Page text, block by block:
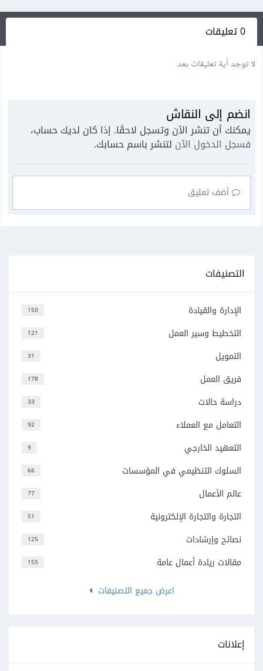
0 تعليقات
لا توجد أية تعليقات بعد
انضم إلى النقاش
يمكنك أن تنشر الآن وتسجل لاحقًا. إذا كان لديك حساب،
فسجل الدخول الآن لتنشر باسم حسابك.
أضف تعليق
التصنيفات
150 الإدارة والقيادة
121 التخطيط وسير العمل
31 التمويل
178 فريق العمل
33 دراسة حالات
92 التعامل مع العملاء
9 التعهيد الخارجي
66 السلوك التنظيمي في المؤسسات
77 عالم الأعمال
51 التجارة والتجارة الإلكترونية
125 نصائح وإرشادات
155
مقالات ريادة أعمال عامة
اعرض جميع التصنيفات
إعلانات